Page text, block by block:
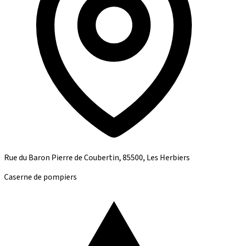
Rue du Baron Pierre de Coubertin, 85500, Les Herbiers
Caserne de pompiers